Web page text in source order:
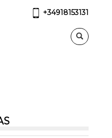
+34918153131